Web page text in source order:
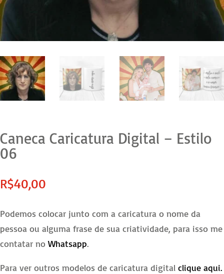
Caneca Caricatura Digital – Estilo
06
R$40,00
Podemos colocar junto com a caricatura o nome da
pessoa ou alguma frase de sua criatividade, para isso me
contatar no Whatsapp.
Para ver outros modelos de caricatura digital clique aqui.